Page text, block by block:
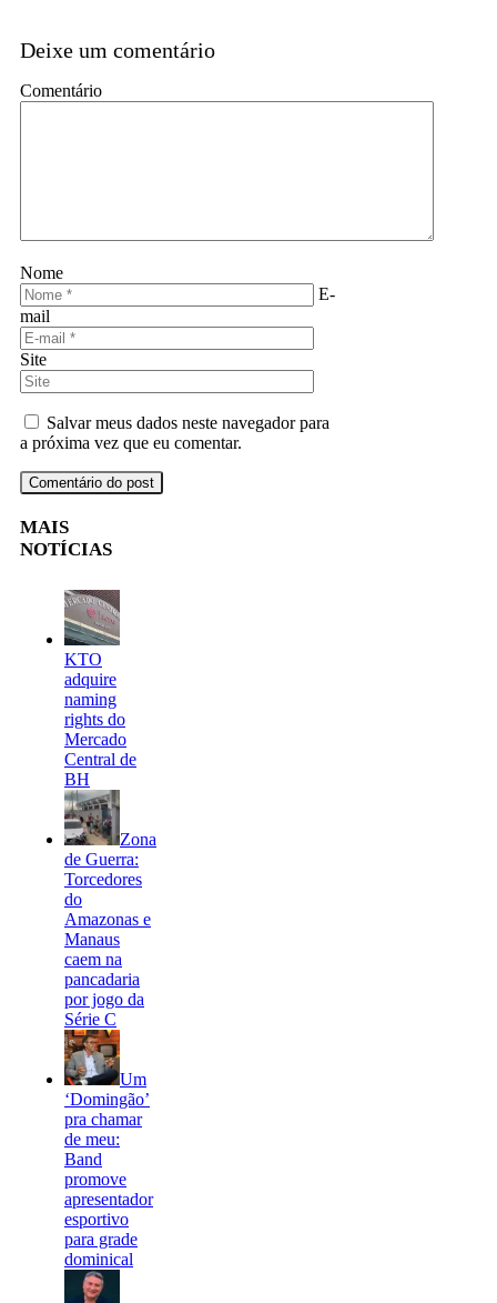
Deixe um comentário
Comentário
Nome
E-
mail
Site
Salvar meus dados neste navegador para
a próxima vez que eu comentar.
MAIS
NOTÍCIAS
KTO
adquire
naming
rights do
Mercado
Central de
BH
Zona
de Guerra:
Torcedores
do
Amazonas e
Manaus
caem na
pancadaria
por jogo da
Série C
Um
‘Domingão’
pra chamar
de meu:
Band
promove
apresentador
esportivo
para grade
dominical